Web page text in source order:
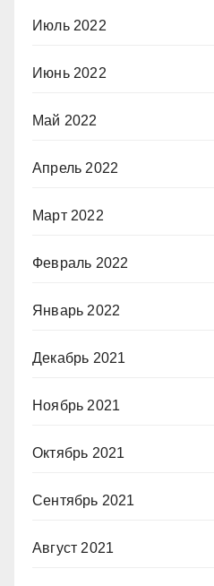
Июль 2022
Июнь 2022
Май 2022
Апрель 2022
Март 2022
Февраль 2022
Январь 2022
Декабрь 2021
Ноябрь 2021
Октябрь 2021
Сентябрь 2021
Август 2021